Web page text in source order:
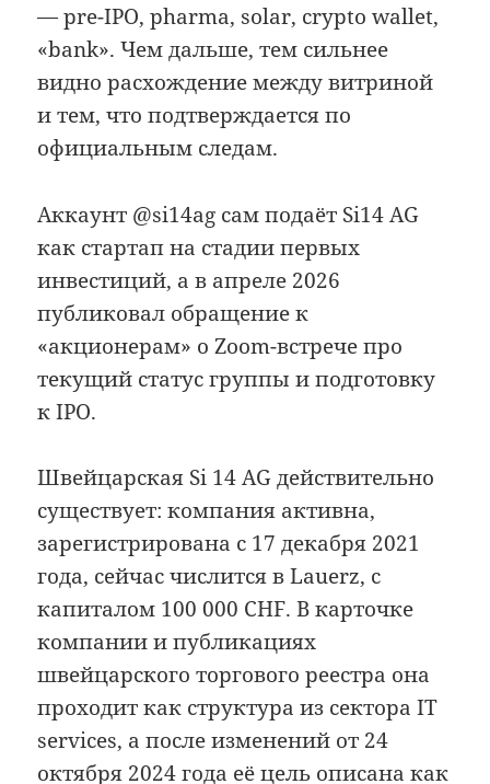
— pre-IPO, pharma, solar, crypto wallet,
«bank». Чем дальше, тем сильнее
видно расхождение между витриной
и тем, что подтверждается по
официальным следам.
Аккаунт @si14ag сам подаёт Si14 AG
как стартап на стадии первых
инвестиций, а в апреле 2026
публиковал обращение к
«акционерам» о Zoom-встрече про
текущий статус группы и подготовку
к IPO.
Швейцарская Si 14 AG действительно
существует: компания активна,
зарегистрирована с 17 декабря 2021
года, сейчас числится в Lauerz, с
капиталом 100 000 CHF. В карточке
компании и публикациях
швейцарского торгового реестра она
проходит как структура из сектора IT
services, а после изменений от 24
октября 2024 года её цель описана как